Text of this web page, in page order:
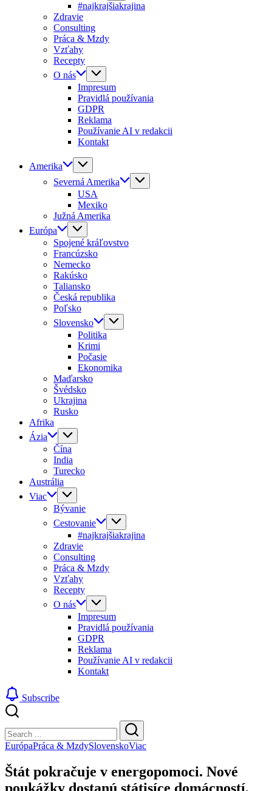
#najkrajšiakrajina
Zdravie
Consulting
Práca & Mzdy
Vzťahy
Recepty
O nás
Impresum
Pravidlá používania
GDPR
Reklama
Používanie AI v redakcii
Kontakt
Amerika
Severná Amerika
USA
Mexiko
Južná Amerika
Európa
Spojené kráľovstvo
Francúzsko
Nemecko
Rakúsko
Taliansko
Česká republika
Poľsko
Slovensko
Politika
Krimi
Počasie
Ekonomika
Maďarsko
Švédsko
Ukrajina
Rusko
Afrika
Ázia
Čína
India
Turecko
Austrália
Viac
Bývanie
Cestovanie
#najkrajšiakrajina
Zdravie
Consulting
Práca & Mzdy
Vzťahy
Recepty
O nás
Impresum
Pravidlá používania
GDPR
Reklama
Používanie AI v redakcii
Kontakt
Subscribe
Search
Search
EurópaPráca & MzdySlovenskoViac
Štát pokračuje v energopomoci. Nové